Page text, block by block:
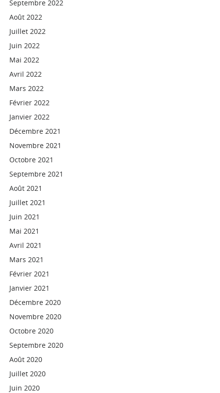
Septembre 2022
Août 2022
Juillet 2022
Juin 2022
Mai 2022
Avril 2022
Mars 2022
Février 2022
Janvier 2022
Décembre 2021
Novembre 2021
Octobre 2021
Septembre 2021
Août 2021
Juillet 2021
Juin 2021
Mai 2021
Avril 2021
Mars 2021
Février 2021
Janvier 2021
Décembre 2020
Novembre 2020
Octobre 2020
Septembre 2020
Août 2020
Juillet 2020
Juin 2020